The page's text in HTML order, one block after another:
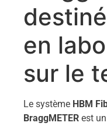
en
sur le
Le système HBM
BraggMETER est